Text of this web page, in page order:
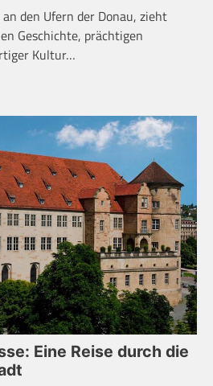
den Ufern der Donau, zieht
Geschichte, prächtigen
Kultur…
Eine Reise durch die